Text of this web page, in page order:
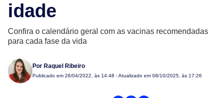
idade
Confira o calendário geral com as vacinas recomendadas
para cada fase da vida
Por Raquel Ribeiro
Publicado em 26/04/2022, às 14:48 - Atualizado em 08/10/2025, às 17:26